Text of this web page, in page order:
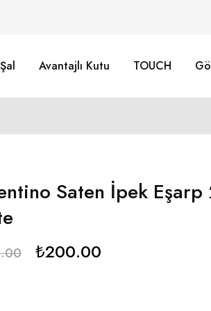
Avantajlı Kutu TOUCH
Saten İpek
₺200.00